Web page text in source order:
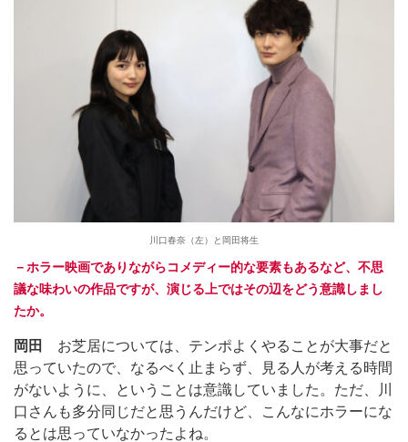
川口春奈（左）と岡田将生
－ホラー映画でありながらコメディー的な要素もあるなど、不思
議な味わいの作品ですが、演じる上ではその辺をどう意識しまし
たか。
岡田
お芝居については、テンポよくやることが大事だと
思っていたので、なるべく止まらず、見る人が考える時間
がないように、ということは意識していました。ただ、川
口さんも多分同じだと思うんだけど、こんなにホラーにな
るとは思っていなかったよね。